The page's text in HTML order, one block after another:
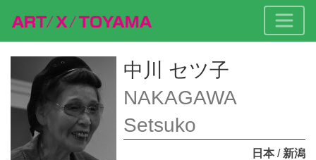
中川 セツ子
NAKAGAWA
Setsuko
日本/ 新潟